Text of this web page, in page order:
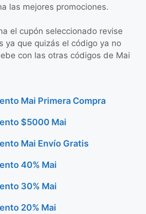
las mejores promociones.
el cupón seleccionado revise
ya que quizás el código ya no
con las otras códigos de Mai
Mai Primera Compra
$5000 Mai
Mai Envío Gratis
40% Mai
30% Mai
20% Mai